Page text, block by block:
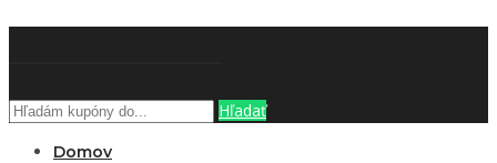
Hľadať
Domov